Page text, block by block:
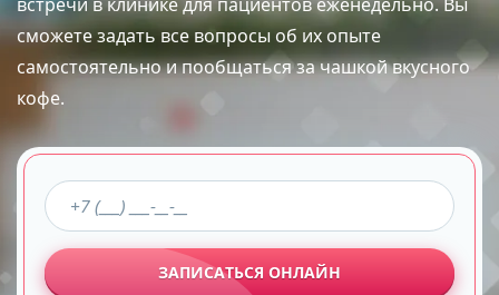
встречи в клинике для пациентов еженедельно. Вы
сможете задать все вопросы об их опыте
самостоятельно и пообщаться за чашкой вкусного
кофе.
ЗАПИСАТЬСЯ ОНЛАЙН